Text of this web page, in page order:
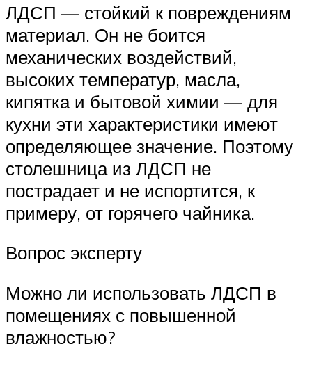
ЛДСП — стойкий к повреждениям
материал. Он не боится
механических воздействий,
высоких температур, масла,
кипятка и бытовой химии — для
кухни эти характеристики имеют
определяющее значение. Поэтому
столешница из ЛДСП не
пострадает и не испортится, к
примеру, от горячего чайника.
Вопрос эксперту
Можно ли использовать ЛДСП в
помещениях с повышенной
влажностью?